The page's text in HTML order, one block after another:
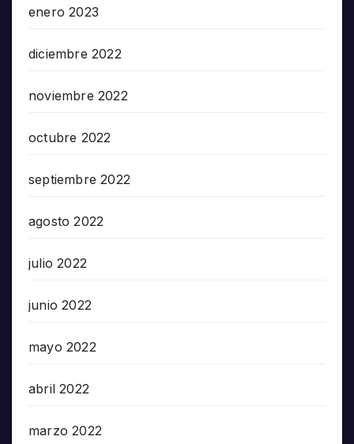
enero 2023
diciembre 2022
noviembre 2022
octubre 2022
septiembre 2022
agosto 2022
julio 2022
junio 2022
mayo 2022
abril 2022
marzo 2022